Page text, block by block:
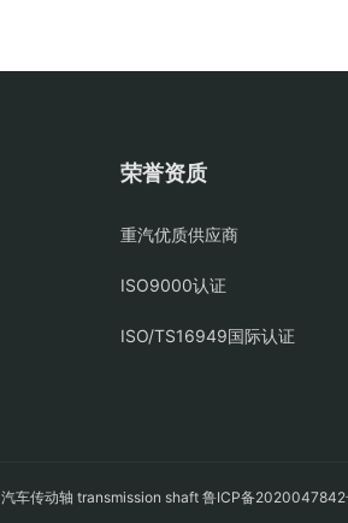
荣誉资质
重汽优质供应商
ISO9000认证
ISO/TS16949国际认证
汽车传动轴 transmission shaft 鲁ICP备